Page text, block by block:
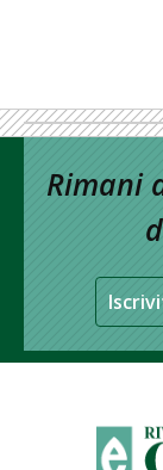
Rimani